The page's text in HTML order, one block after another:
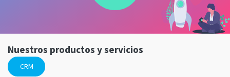
Nuestros productos y servicios
CRM